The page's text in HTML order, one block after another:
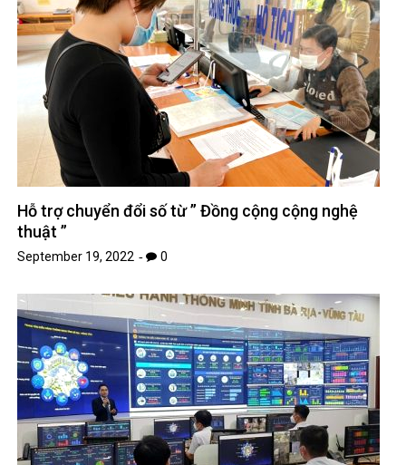
Hỗ trợ chuyển đổi số từ ” Đồng cộng cộng nghệ
thuật ”
September 19, 2022 0